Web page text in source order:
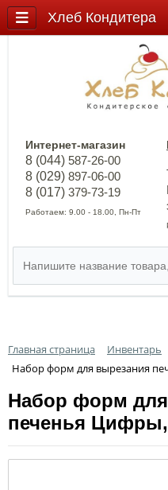
Интернет-магазин
8 (044) 587-26-00
8 (029) 897-06-00
8 (017) 379-73-19
Работаем: 9.00 - 18.00, Пн-Пт
Главная страница Инвентарь
Набор форм для вырезания
Набор форм
печенья
Хлеб Кондитера